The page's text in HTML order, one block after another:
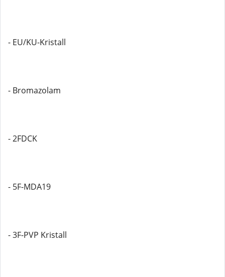
- EU/KU-Kristall
- Bromazolam
- 2FDCK
- 5F-MDA19
- 3F-PVP Kristall